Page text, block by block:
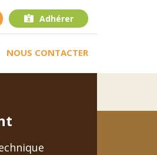
Adhérer
NOUS CONTACTER